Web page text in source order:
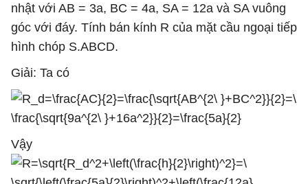
nhật với AB = 3a, BC = 4a, SA = 12a và SA vuông
góc với đáy. Tính bán kính R của mặt cầu ngoại tiếp
hình chóp S.ABCD.
Giải: Ta có
Vậy